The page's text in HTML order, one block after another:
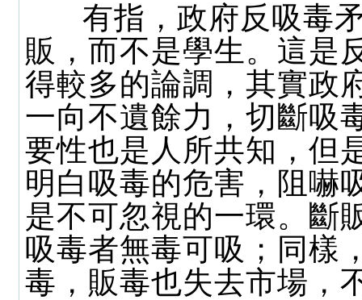
有指，政府反吸毒
販，而不是學生。這是
得較多的論調，其實政
一向不遺餘力，切斷吸
要性也是人所共知，但
明白吸毒的危害，阻嚇
是不可忽視的一環。斷
吸毒者無毒可吸；同樣
毒，販毒也失去市場，